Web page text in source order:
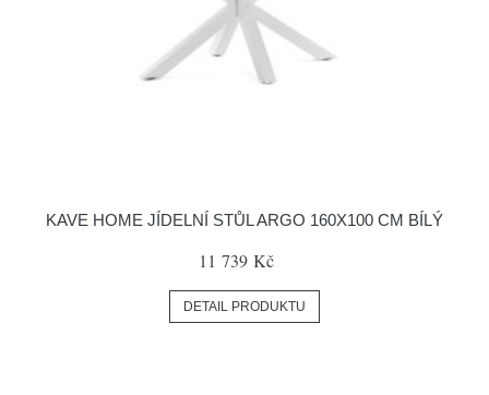
KAVE HOME JÍDELNÍ STŮL ARGO 160X100 CM BÍLÝ
11 739 Kč
DETAIL PRODUKTU